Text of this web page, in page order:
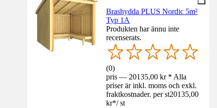
Brashydda PLUS Nordic 5m²
Typ 1A
Produkten har ännu inte
recenserats.
(0)
pris — 20135,00 kr * Alla
priser är inkl. moms och exkl.
fraktkostnader. per st20135,00
kr*/ st